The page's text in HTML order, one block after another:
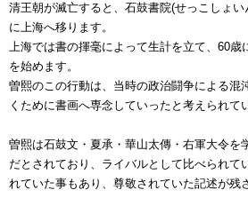
清王朝が滅亡すると、石鼓書院(せっこしょ
に上海へ移ります。
上海では書の揮毫によって生計を立て、60歳
を始めます。
曽熙のこの行動は、当時の政治闘争による混
くために書画へ専念していったと考えられて
曽熙は石鼓文・夏承・華山太傳・右軍大令を
だとされており、ライバルとして比べられて
れていた事もあり、尊敬されていた記述が残